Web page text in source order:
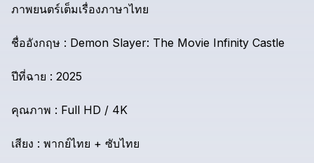
ภาพยนตร์เต็มเรื่องภาษาไทย
ชื่ออังกฤษ : Demon Slayer: The Movie Infinity Castle
ปีที่ฉาย : 2025
คุณภาพ : Full HD / 4K
เสียง : พากย์ไทย + ซับไทย